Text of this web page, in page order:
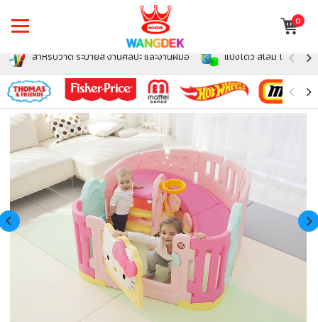
0
สำหรับวาด ระบายสี งานศิลปะ และงานฝีมือ แป้งโดว์ สไลม์ โฟม สำห